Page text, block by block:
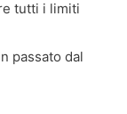
tutti i limiti
passato dal